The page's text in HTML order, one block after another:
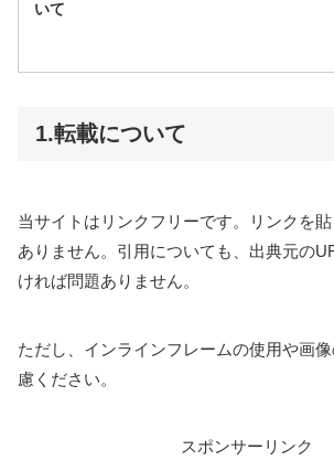
いて
1.転載について
当サイトはリンクフリーです。リンクを
ありません。引用についても、出典元の
ければ問題ありません。
ただし、インラインフレームの使用や画
慮ください。
スポンサーリンク